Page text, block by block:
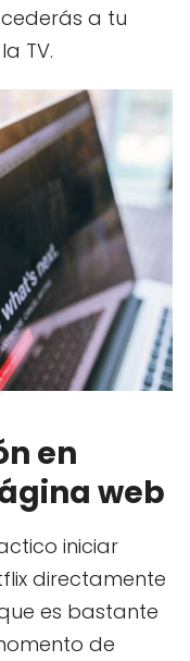
a tu
TV.
en
web
iniciar
directamente
es bastante
de